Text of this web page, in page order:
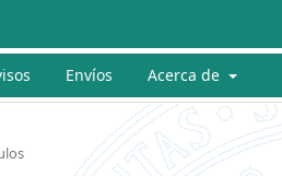
Envíos Acerca de